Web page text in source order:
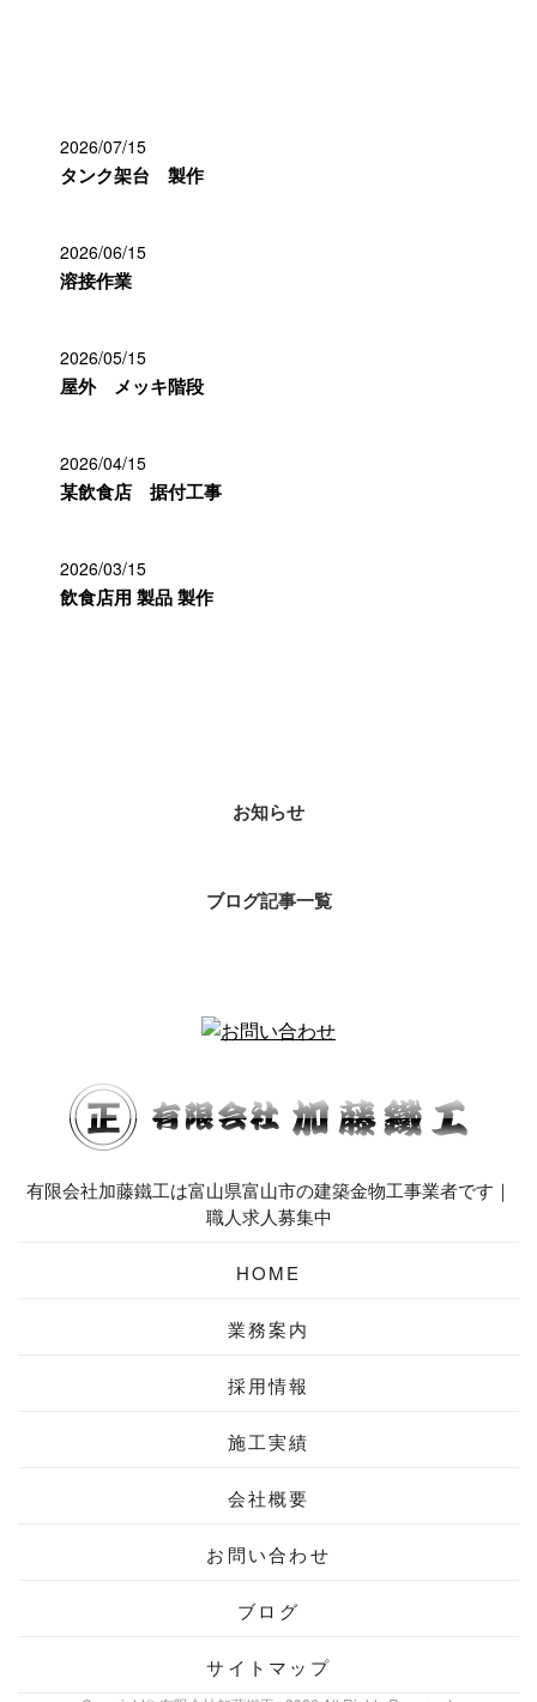
2026/07/15
タンク架台 製作
2026/06/15
溶接作業
2026/05/15
屋外 メッキ階段
2026/04/15
某飲食店 据付工事
2026/03/15
飲食店用 製品 製作
お知らせ
ブログ記事一覧
有限会社加藤鐵工は富山県富山市の建築金物工事業者です｜
職人求人募集中
HOME
業務案内
採用情報
施工実績
会社概要
お問い合わせ
ブログ
サイトマップ